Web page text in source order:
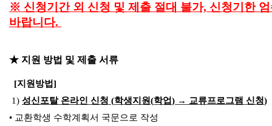
※ 신청기간 외 신청 및 제출 절대 불가, 신청기한
바랍니다.
★ 지원 방법 및 제출 서류
[지원방법]
1) 성신포탈 온라인 신청 (학생지원(학업) → 교류프로그램 신청)
• 교환학생 수학계획서 국문으로 작성